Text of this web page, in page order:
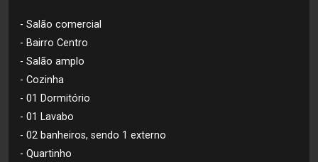
- Salão comercial
- Bairro Centro
- Salão amplo
- Cozinha
- 01 Dormitório
- 01 Lavabo
- 02 banheiros, sendo 1 externo
- Quartinho